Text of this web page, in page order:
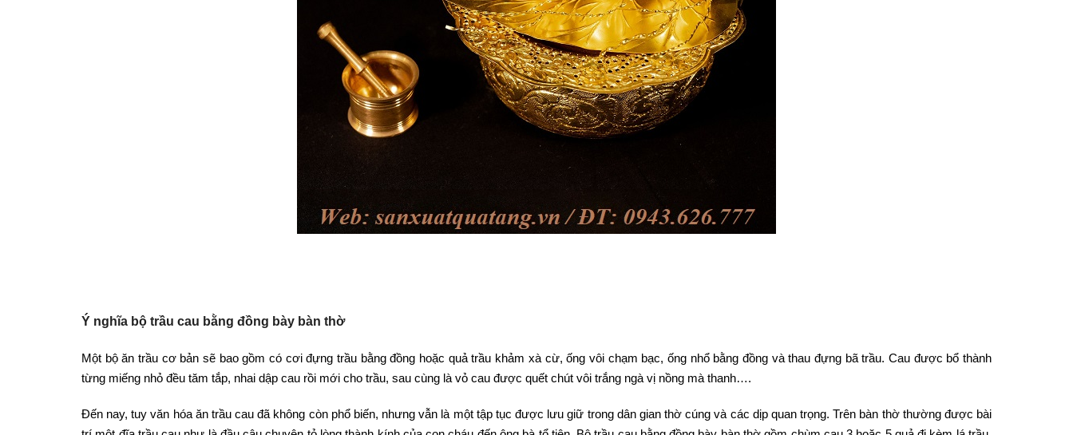
Ý nghĩa bộ trầu cau bằng đồng bày bàn thờ
Một bộ ăn trầu cơ bản sẽ bao gồm có cơi đựng trầu bằng đồng hoặc quả trầu khảm xà cừ, ống vôi chạm bạc, ống nhổ bằng đồng và thau đựng bã trầu. Cau được bổ thành
từng miếng nhỏ đều tăm tắp, nhai dập cau rồi mới cho trầu, sau cùng là vỏ cau được quết chút vôi trắng ngà vị nồng mà thanh….
Đến nay, tuy văn hóa ăn trầu cau đã không còn phổ biến, nhưng vẫn là một tập tục được lưu giữ trong dân gian thờ cúng và các dịp quan trọng. Trên bàn thờ thường được bài